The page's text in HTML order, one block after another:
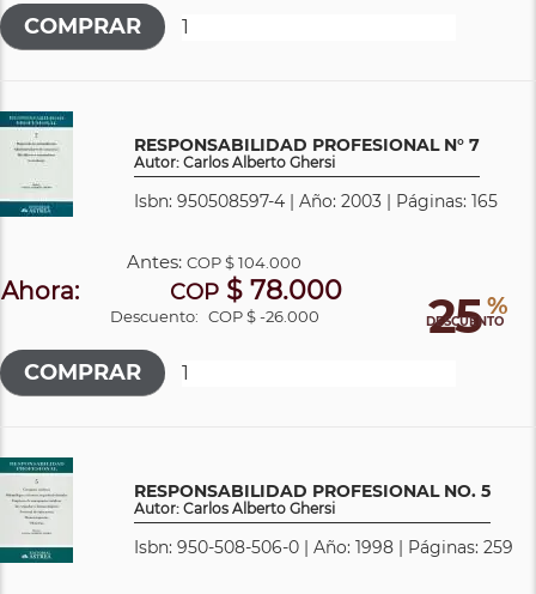
RESPONSABILIDAD PROFESIONAL N° 7
Autor: Carlos Alberto Ghersi
Isbn: 950508597-4 | Año: 2003 | Páginas: 165
25 %
DESCUENTO
Antes:COP$ 104.000
Ahora: COP $ 78.000
Descuento: COP $ -26.000
RESPONSABILIDAD PROFESIONAL NO. 5
Autor: Carlos Alberto Ghersi
Isbn: 950-508-506-0 | Año: 1998 | Páginas: 259